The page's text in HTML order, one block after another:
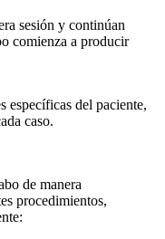
sesión y continúan
comienza a producir
específicas del paciente,
caso.
de manera
procedimientos,